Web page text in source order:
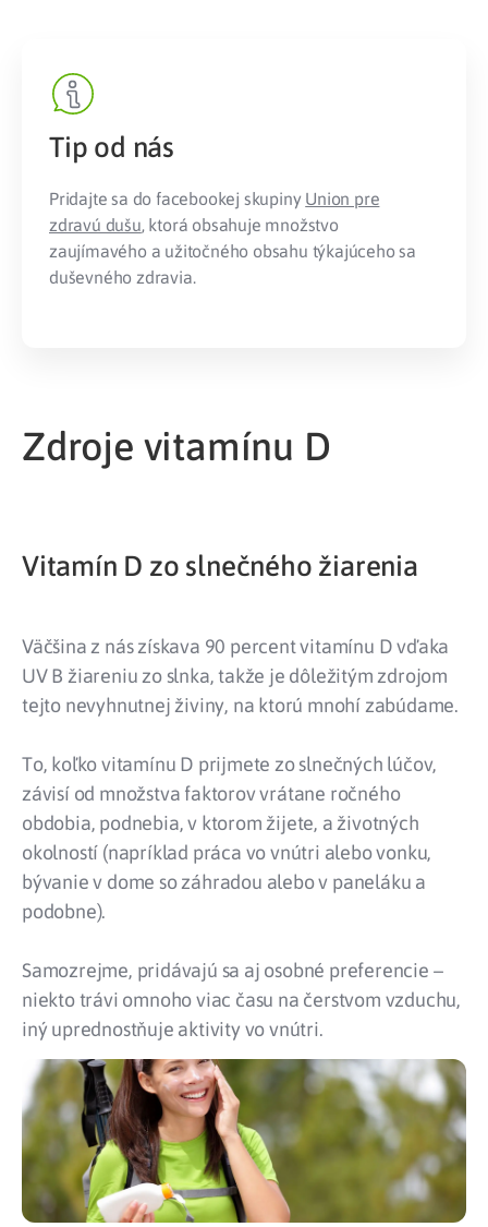
Tip od nás
Pridajte sa do facebookej skupiny Union pre
zdravú dušu, ktorá obsahuje množstvo
zaujímavého a užitočného obsahu týkajúceho sa
duševného zdravia.
Zdroje vitamínu D
Vitamín D zo slnečného žiarenia
Väčšina z nás získava 90 percent vitamínu D vďaka
UV B žiareniu zo slnka, takže je dôležitým zdrojom
tejto nevyhnutnej živiny, na ktorú mnohí zabúdame.
To, koľko vitamínu D prijmete zo slnečných lúčov,
závisí od množstva faktorov vrátane ročného
obdobia, podnebia, v ktorom žijete, a životných
okolností (napríklad práca vo vnútri alebo vonku,
bývanie v dome so záhradou alebo v paneláku a
podobne).
Samozrejme, pridávajú sa aj osobné preferencie –
niekto trávi omnoho viac času na čerstvom vzduchu,
iný uprednostňuje aktivity vo vnútri.